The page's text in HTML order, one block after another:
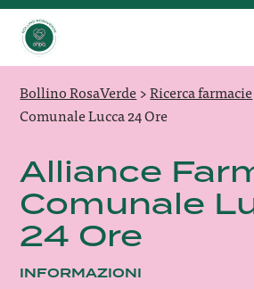
Bollino RosaVerde>Ricerca farmacie
Comunale Lucca 24 Ore
Alliance
Comunale
24 Ore
INFORMAZIONI